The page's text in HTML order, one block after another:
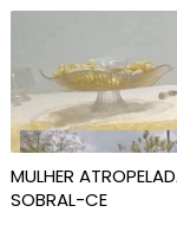
MULHER
SOBRAL-CE